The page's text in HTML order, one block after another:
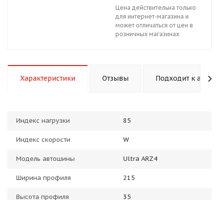
Цена действительна только
для интернет-магазина и
может отличаться от цен в
розничных магазинах
Характеристики Отзывы Подходит к авто
Индекс нагрузки 85
Индекс скорости W
Модель автошины Ultra ARZ4
Ширина профиля 215
Высота профиля 35